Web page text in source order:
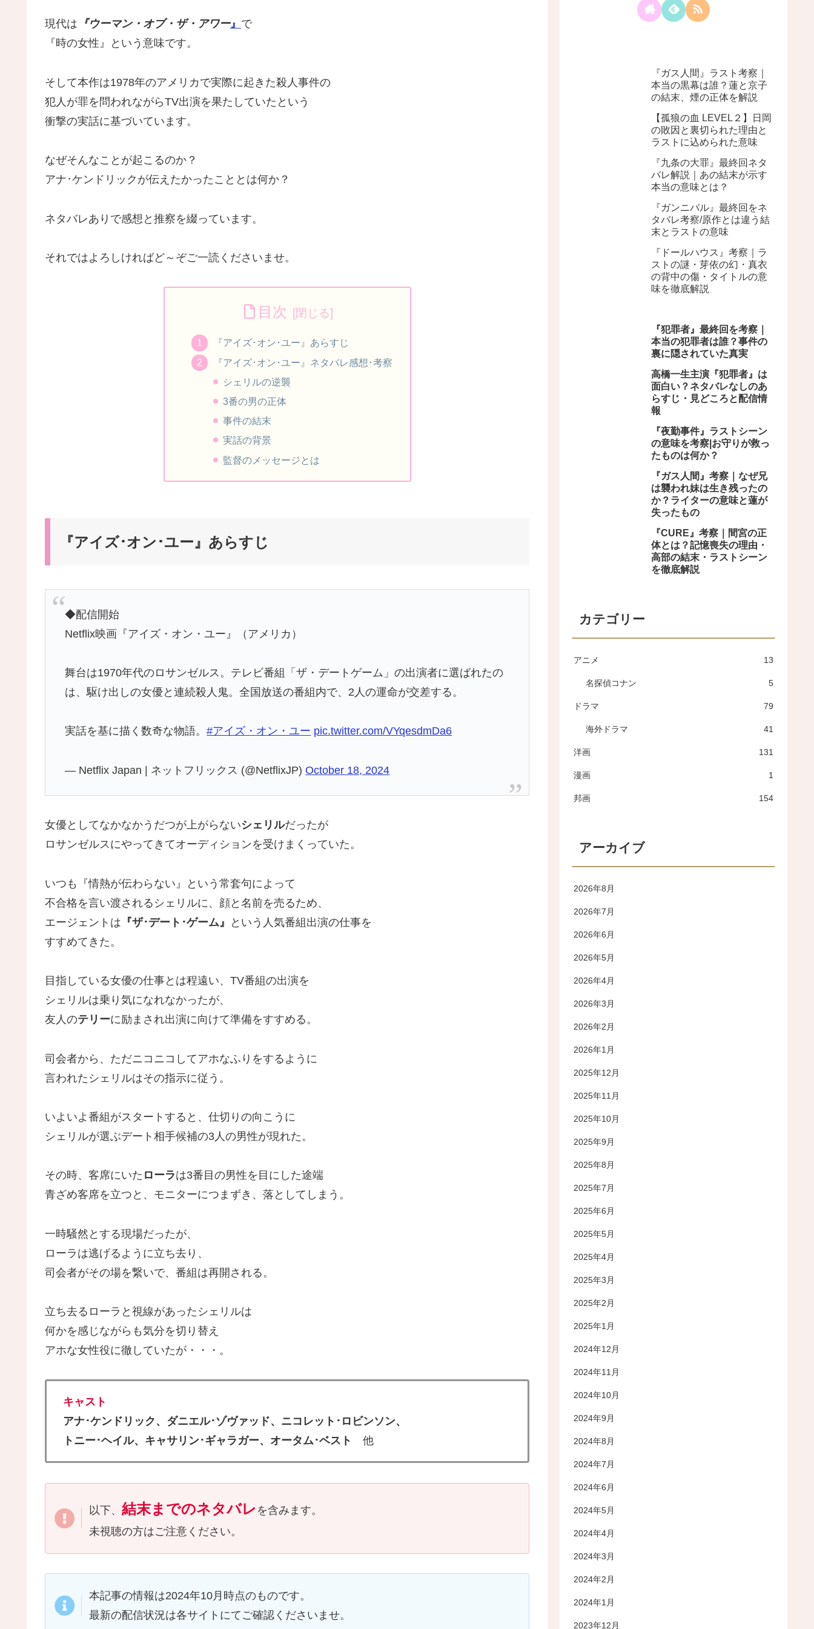
現代は 『ウーマン・オブ・ザ・アワー』 で
『時の女性』という意味です。
そして本作は1978年のアメリカで実際に起きた殺人事件の
犯人が罪を問われながらTV出演を果たしていたという
衝撃の実話に基づいています。
なぜそんなことが起こるのか？
アナ･ケンドリックが伝えたかったこととは何か？
ネタバレありで感想と推察を綴っています。
それではよろしければど～ぞご一読くださいませ。
目次
『アイズ･オン･ユー』あらすじ
『アイズ･オン･ユー』ネタバレ感想･考察
シェリルの逆襲
3番の男の正体
事件の結末
実話の背景
監督のメッセージとは
『アイズ･オン･ユー』あらすじ
◆配信開始
Netflix映画『アイズ・オン・ユー』（アメリカ）
舞台は1970年代のロサンゼルス。テレビ番組「ザ・デートゲーム」の出演者に選ばれたの
は、駆け出しの女優と連続殺人鬼。全国放送の番組内で、2人の運命が交差する。
実話を基に描く数奇な物語。#アイズ・オン・ユー pic.twitter.com/VYqesdmDa6
— Netflix Japan | ネットフリックス (@NetflixJP)October 18, 2024
女優としてなかなかうだつが上がらないシェリルだったが
ロサンゼルスにやってきてオーディションを受けまくっていた。
いつも『情熱が伝わらない』という常套句によって
不合格を言い渡されるシェリルに、顔と名前を売るため、
エージェントは 『ザ･デート･ゲーム』
という人気番組出演の仕事を
すすめてきた。
目指している女優の仕事とは程遠い、TV番組の出演を
シェリルは乗り気になれなかったが、
友人のテリーに励まされ出演に向けて準備をすすめる。
司会者から、ただニコニコしてアホなふりをするように
言われたシェリルはその指示に従う。
いよいよ番組がスタートすると、仕切りの向こうに
シェリルが選ぶデート相手候補の3人の男性が現れた。
その時、客席にいた ローラは3番目の男性を目にした途端
青ざめ客席を立つと、モニターにつまずき、落としてしまう。
一時騒然とする現場だったが、
ローラは逃げるように立ち去り、
司会者がその場を繋いで、番組は再開される。
立ち去るローラと視線があったシェリルは
何かを感じながらも気分を切り替え
アホな女性役に徹していたが・・・。
キャスト
アナ･ケンドリック、ダニエル･ゾヴァッド、ニコレット･ロビンソン、
トニー･ヘイル、キャサリン･ギャラガー、オータム･ベスト 他
以下、 結末までのネタバレ を含みます。
未視聴の方はご注意ください。
本記事の情報は2024年10月時点のものです。
最新の配信状況は各サイトにてご確認くださいませ。
『ガス人間』ラスト考察｜
本当の黒幕は誰？蓮と京子
の結末、煙の正体を解説
【孤狼の血 LEVEL２】日岡
の敗因と裏切られた理由と
ラストに込められた意味
『九条の大罪』最終回ネタ
バレ解説｜あの結末が示す
本当の意味とは？
『ガンニバル』最終回をネ
タバレ考察/原作とは違う結
末とラストの意味
『ドールハウス』考察｜ラ
ストの謎・芽依の幻・真衣
の背中の傷・タイトルの意
味を徹底解説
『犯罪者』最終回を考察｜
本当の犯罪者は誰？事件の
裏に隠されていた真実
高橋一生主演『犯罪者』は
面白い？ネタバレなしのあ
らすじ・見どころと配信情
報
『夜勤事件』ラストシーン
の意味を考察|お守りが救っ
たものは何か？
『ガス人間』考察｜なぜ兄
は襲われ妹は生き残ったの
か？ライターの意味と蓮が
失ったもの
『CURE』考察｜間宮の正
体とは？記憶喪失の理由・
高部の結末・ラストシーン
を徹底解説
カテゴリー
アニメ 13
名探偵コナン 5
ドラマ 79
海外ドラマ 41
洋画 131
漫画 1
邦画 154
アーカイブ
2026年8月
2026年7月
2026年6月
2026年5月
2026年4月
2026年3月
2026年2月
2026年1月
2025年12月
2025年11月
2025年10月
2025年9月
2025年8月
2025年7月
2025年6月
2025年5月
2025年4月
2025年3月
2025年2月
2025年1月
2024年12月
2024年11月
2024年10月
2024年9月
2024年8月
2024年7月
2024年6月
2024年5月
2024年4月
2024年3月
2024年2月
2024年1月
2023年12月